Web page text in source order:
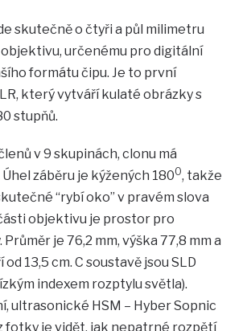
skutečně o čtyři a půl milimetru
určenému pro digitální
formátu čipu. Je to první
který vytváří kulaté obrázky s
stupňů.
v 9 skupinách, clonu má
záběru je kýžených 1800, takže
“rybí oko” v pravém slova
objektivu je prostor pro
je 76,2 mm, výška 77,8 mm a
13,5 cm. C soustavě jsou SLD
indexem rozptylu světla).
ultrasonické HSM – Hyber Sopnic
fotky je vidět, jak nepatrné rozpětí